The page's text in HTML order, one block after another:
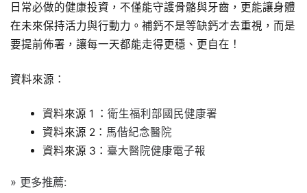
日常必做的健康投資，不僅能守護骨骼與牙齒，更能讓身體
在未來保持活力與行動力。補鈣不是等缺鈣才去重視，而是
要提前佈署，讓每一天都能走得更穩、更自在！
資料來源：
資料來源 1 ： 衛生福利部國民健康署
資料來源 2： 馬偕紀念醫院
資料來源 3： 臺大醫院健康電子報
» 更多推薦: